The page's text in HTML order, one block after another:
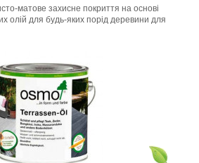
матове захисне покриття на основі
олій для будь-яких порід деревини для